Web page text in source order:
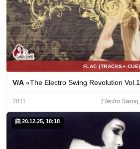
FLAC (TRACKS+.CUE)
V/A «The Electro Swing Revolution
2011 Electro
20.12.25, 18:18